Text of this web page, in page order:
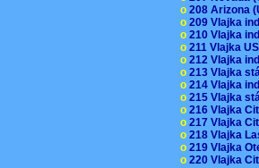
o 208 Arizona
o 209 Vlajka
o 210 Vlajka
o 211 Vlajka
o 212 Vlajka
o 213 Vlajka
o 214 Vlajka
o 215 Vlajka
o 216 Vlajka
o 217 Vlajka
o 218 Vlajka
o 219 Vlajka
o 220 Vlajka